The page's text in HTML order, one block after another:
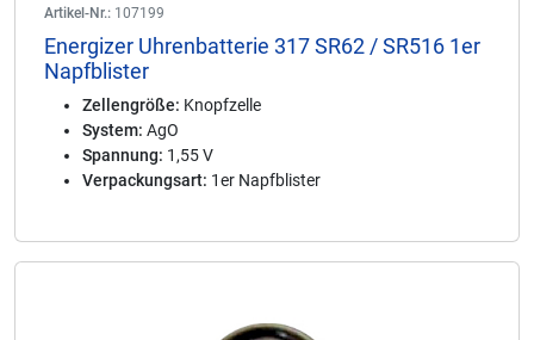
Artikel-Nr.: 107199
Energizer Uhrenbatterie 317 SR62 / SR516 1er
Napfblister
Zellengröße: Knopfzelle
System: AgO
Spannung: 1,55 V
Verpackungsart: 1er Napfblister